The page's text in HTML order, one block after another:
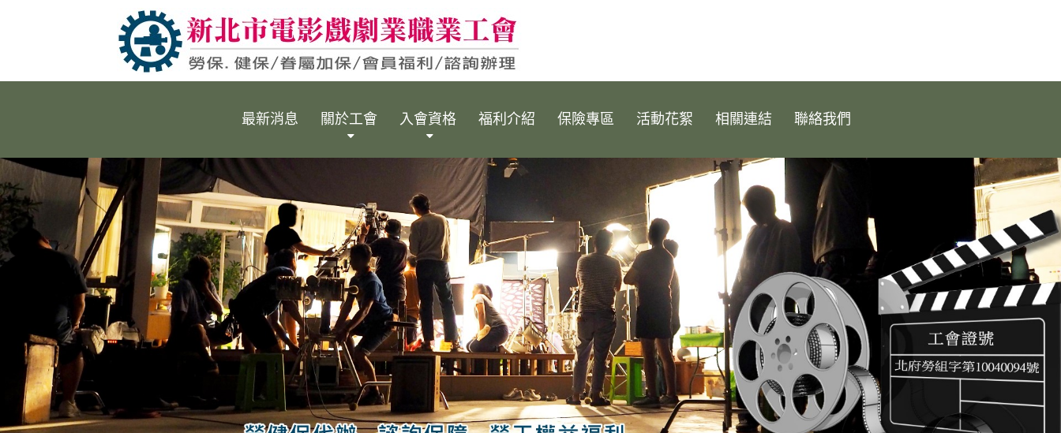
最新消息 關於工會 入會資格 福利介紹 保險專區 活動花絮 相關連結 聯絡我們